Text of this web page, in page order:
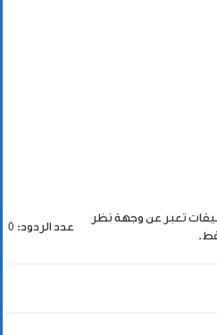
تعبر عن وجهة نظر
عدد الردود: 0